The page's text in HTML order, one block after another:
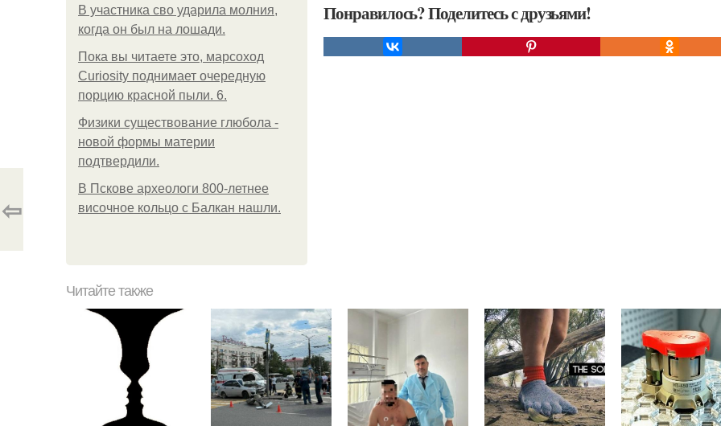
В участника сво ударила молния,
когда он был на лошади.
Пока вы читаете это, марсоход
Curiosity поднимает очередную
порцию красной пыли. 6.
Физики существование глюбола -
новой формы материи
подтвердили.
В Пскове археологи 800-летнее
височное кольцо с Балкан нашли.
Понравилось? Поделитесь с друзьями!
⇦
Читайте также